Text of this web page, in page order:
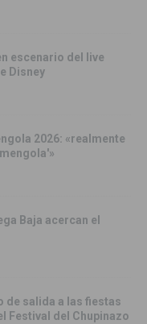
escenario del live
Disney
2026: «realmente
Baja acercan el
de salida a las fiestas
Festival del Chupinazo